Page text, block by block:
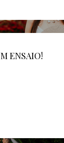
ENSAIO!